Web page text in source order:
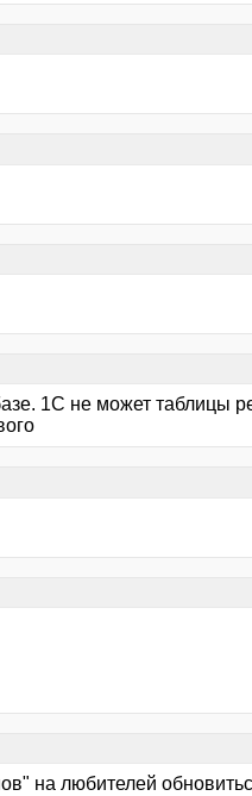
1С не может таблицы
на любителей